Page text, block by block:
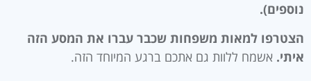
נוספים).
הצטרפו למאות משפחות שכבר עברו את המסע הזה
איתי. אשמח ללוות גם אתכם ברגע המיוחד הזה.